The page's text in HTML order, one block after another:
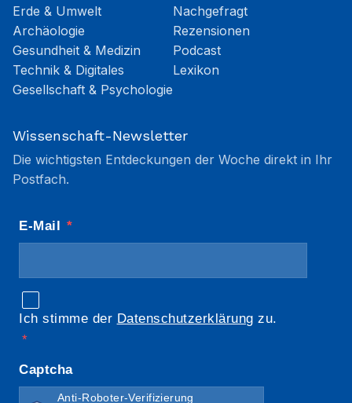
Erde & Umwelt
Archäologie
Gesundheit & Medizin
Technik & Digitales
Gesellschaft & Psychologie
Nachgefragt
Rezensionen
Podcast
Lexikon
Wissenschaft-Newsletter
Die wichtigsten Entdeckungen der Woche direkt in Ihr
Postfach.